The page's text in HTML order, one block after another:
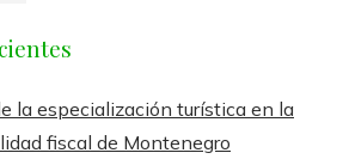
la especialización turística en la
fiscal de Montenegro